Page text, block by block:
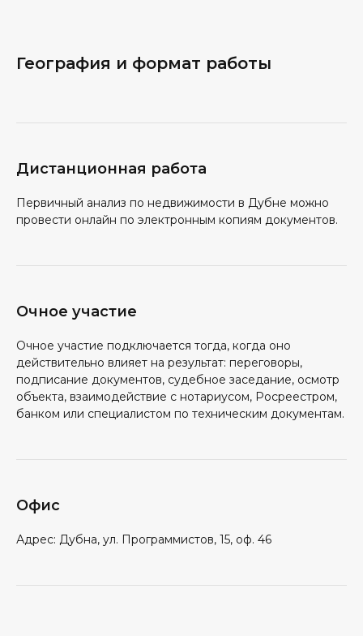
География и формат работы
Дистанционная работа
Первичный анализ по недвижимости в Дубне можно
провести онлайн по электронным копиям документов.
Очное участие
Очное участие подключается тогда, когда оно
действительно влияет на результат: переговоры,
подписание документов, судебное заседание, осмотр
объекта, взаимодействие с нотариусом, Росреестром,
банком или специалистом по техническим документам.
Офис
Адрес: Дубна, ул. Программистов, 15, оф. 46